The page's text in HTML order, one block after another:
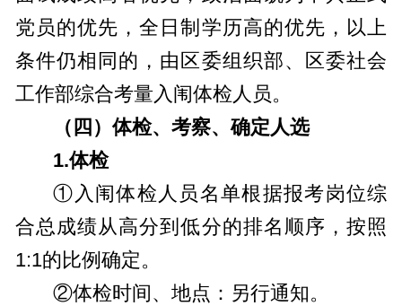
党员的优先，全日制学历高的优先，以上
条件仍相同的，由区委组织部、区委社会
工作部综合考量入闱体检人员。
（四）体检、考察、确定人选
1.体检
①入闱体检人员名单根据报考岗位综
合总成绩从高分到低分的排名顺序，按照
1:1的比例确定。
②体检时间、地点：另行通知。